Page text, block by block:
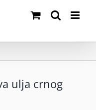
ulja crnog